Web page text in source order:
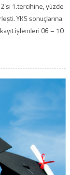
1.tercihine, yüzde
YKS sonuçlarına
işlemleri 06 – 10